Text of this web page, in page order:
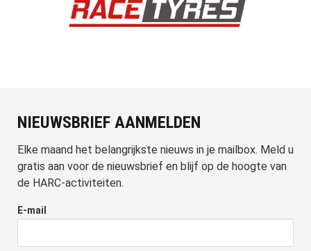
NIEUWSBRIEF AANMELDEN
Elke maand het belangrijkste nieuws in je mailbox. Meld u
gratis aan voor de nieuwsbrief en blijf op de hoogte van
de HARC-activiteiten.
E-mail